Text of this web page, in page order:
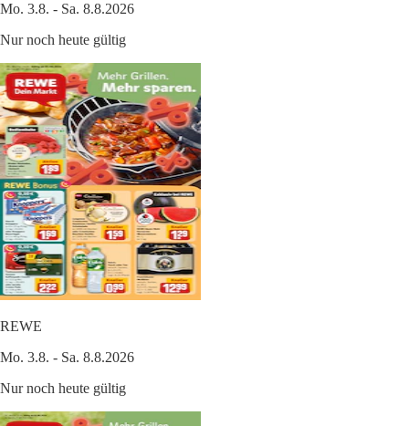
Mo. 3.8. - Sa. 8.8.2026
Nur noch heute gültig
REWE
Mo. 3.8. - Sa. 8.8.2026
Nur noch heute gültig